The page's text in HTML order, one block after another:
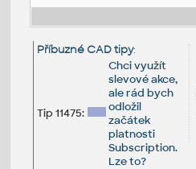
Příbuzné CAD tipy:
Tip 11475:
Chci využít
slevové akce,
ale rád bych
odložil
začátek
platnosti
Subscription.
Lze to?